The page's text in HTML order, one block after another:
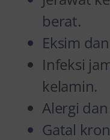
berat.
Eksim
Infeksi
kelamin.
Alergi
Gatal